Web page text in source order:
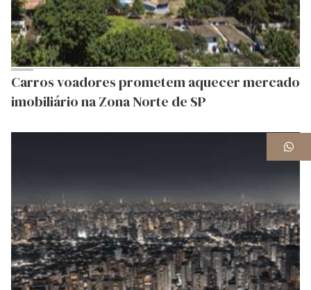
Carros voadores prometem aquecer mercado
imobiliário na Zona Norte de SP